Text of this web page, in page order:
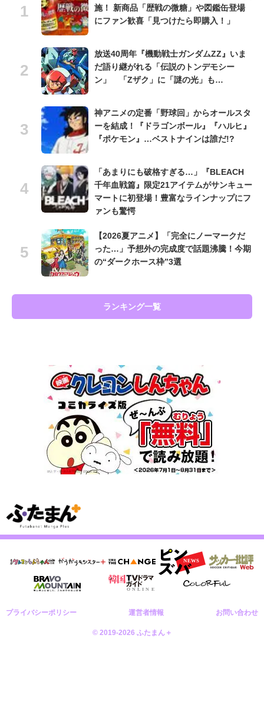
施！ 新商品「歴戦の微糖」や図鑑缶登場
にファン歓喜「見つけたら即購入！」
放送40周年『機動戦士ガンダムZZ』いま
だ語り継がれる「伝説のトンデモシー
ン」 「Zザク」に「謎の光」も…
神アニメの定番「野球回」からオールスタ
ーを結成！『ドラゴンボール』『ハルヒ』
『ポケモン』…ベストナインは誰だ!?
「あまりにも破格すぎる…」『BLEACH
千年血戦篇』限定21アイテムがサンキュー
マートに初登場！豊富なラインナップにフ
ァンも驚愕
【2026夏アニメ】「完全にノーマークだ
った…」予想外の完成度で話題沸騰！今期
の“ダークホース枠”3選
ランキング一覧
プライバシーポリシー 運営者情報 お問い合わせ
© 2019-2026 ふたまん＋